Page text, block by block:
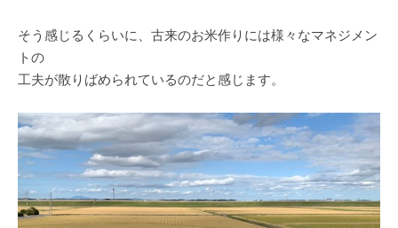
そう感じるくらいに、古来のお米作りには様々なマネジメン
トの
工夫が散りばめられているのだと感じます。